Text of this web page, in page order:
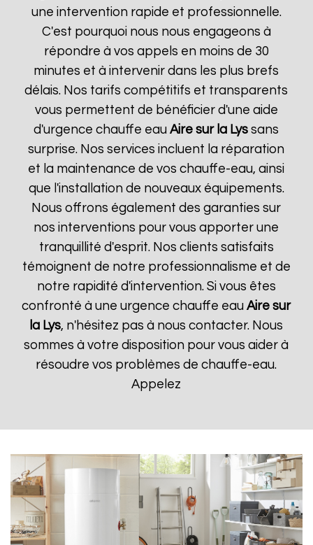
une intervention rapide et professionnelle.
C'est pourquoi nous nous engageons à
répondre à vos appels en moins de 30
minutes et à intervenir dans les plus brefs
délais. Nos tarifs compétitifs et transparents
vous permettent de bénéficier d'une aide
d'urgence chauffe eauAire sur la Lys sans
surprise. Nos services incluent la réparation
et la maintenance de vos chauffe-eau, ainsi
que l'installation de nouveaux équipements.
Nous offrons également des garanties sur
nos interventions pour vous apporter une
tranquillité d'esprit. Nos clients satisfaits
témoignent de notre professionnalisme et de
notre rapidité d'intervention. Si vous êtes
confronté à une urgence chauffe eauAire sur
la Lys, n'hésitez pas à nous contacter. Nous
sommes à votre disposition pour vous aider à
résoudre vos problèmes de chauffe-eau.
Appelez